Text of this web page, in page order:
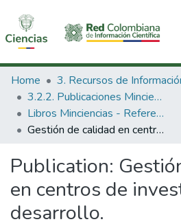
Communities & Collections
All of DSpace
Statistics
Home
3.2.2. Publicaciones Minciencias
Libros Minciencias - Referenciales
Gestión de calidad en centros de investigación y desarrollo.
Publication:
en centros de
desarrollo.